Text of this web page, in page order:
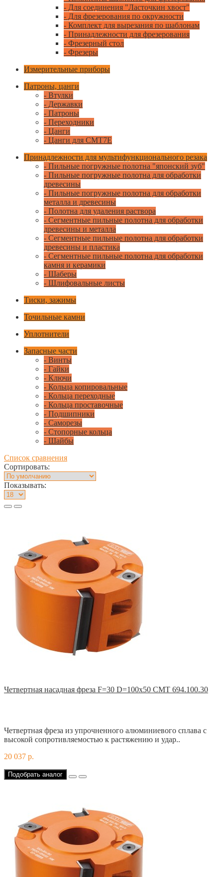
- Для соединения "Ласточкин хвост"
- Для фрезерования по окружности
- Комплект для вырезания по шаблонам
- Принадлежности для фрезерования
- Фрезерный стол
- Фрезеры
Измерительные приборы
Патроны, цанги
- Втулки
- Державки
- Патроны
- Переходники
- Цанги
- Цанги для CMT7E
Принадлежности для мультифункционального резака
- Пильные погружные полотна "японский зуб"
- Пильные погружные полотна для обработки
древесины
- Пильные погружные полотна для обработки
металла и древесины
- Полотна для удаления раствора
- Сегментные пильные полотна для обработки
древесины и металла
- Сегментные пильные полотна для обработки
древесины и пластика
- Сегментные пильные полотна для обработки
камня и керамики
- Шаберы
- Шлифовальные листы
Тиски, зажимы
Точильные камни
Уплотнители
Запасные части
- Винты
- Гайки
- Ключи
- Кольца копировальные
- Кольца переходные
- Кольца проставочные
- Подшипники
- Саморезы
- Стопорные кольца
- Шайбы
Список сравнения
Сортировать:
Показывать:
Четвертная насадная фреза F=30 D=100x50 CMT 694.100.30
Четвертная фреза из упрочненного алюминиевого сплава с
высокой сопротивляемостью к растяжению и удар..
20 037 р.
Подобрать аналог